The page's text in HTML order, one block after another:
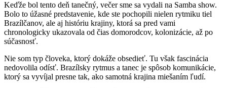
Keďže bol tento deň tanečný, večer sme sa vydali na Samba show.
Bolo to úžasné predstavenie, kde ste pochopili nielen rytmiku tiel
Brazílčanov, ale aj históriu krajiny, ktorá sa pred vami
chronologicky ukazovala od čias domorodcov, kolonizácie, až po
súčasnosť.
Nie som typ človeka, ktorý dokáže obsedieť. Tu však fascinácia
nedovolila odísť. Brazílsky rytmus a tanec je spôsob komunikácie,
ktorý sa vyvíjal presne tak, ako samotná krajina miešaním ľudí.